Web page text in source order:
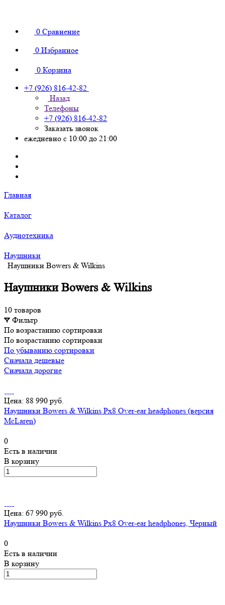
0 Сравнение
0 Избранное
0 Корзина
+7 (926) 816-42-82
Назад
Телефоны
+7 (926) 816-42-82
Заказать звонок
ежедневно с 10:00 до 21:00
Главная
Каталог
Аудиотехника
Наушники
Наушники Bowers & Wilkins
Наушники Bowers & Wilkins
10 товаров
Фильтр
По возрастанию сортировки
По возрастанию сортировки
По убыванию сортировки
Сначала дешевые
Сначала дорогие
Цена: 88 990 руб.
Наушники Bowers & Wilkins Px8 Over-ear headphones (версия
McLaren)
0
Есть в наличии
В корзину
Цена: 67 990 руб.
Наушники Bowers & Wilkins Px8 Over-ear headphones, Черный
0
Есть в наличии
В корзину